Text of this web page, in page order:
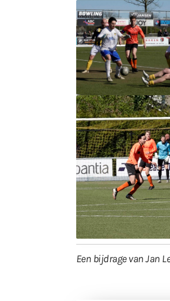
Een bijdrage van Jan